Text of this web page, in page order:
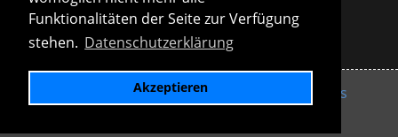
Funktionalitäten der Seite zur Verfügung
stehen. Datenschutzerklärung
Akzeptieren
Martina Lachmuth
Zweite Vorsitzende des Vorstandes
Infos zur Vereinsleitung
Datenschutzerklärung
Links